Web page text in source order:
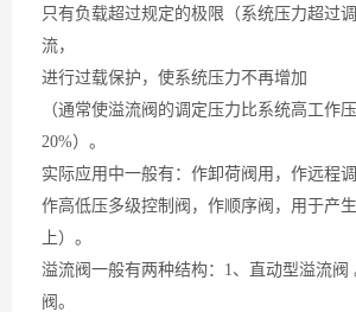
只有负载超过规定的极限（系统压力超过
流，
进行过载保护，使系统压力不再增加
（通常使溢流阀的调定压力比系统高工作
20%）。
实际应用中一般有：作卸荷阀用，作远程调
作高低压多级控制阀，作顺序阀，用于产
上）。
溢流阀一般有两种结构：1、直动型溢流阀
阀。